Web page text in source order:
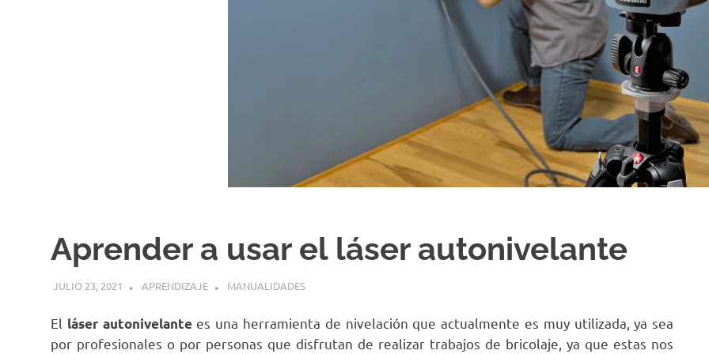
Aprender a usar el láser autonivelante
JULIO 23, 2021 APRENDIZAJE MANUALIDADES
El láser autonivelante es una herramienta de nivelación que actualmente es muy utilizada, ya sea
por profesionales o por personas que disfrutan de realizar trabajos de bricolaje, ya que estas nos